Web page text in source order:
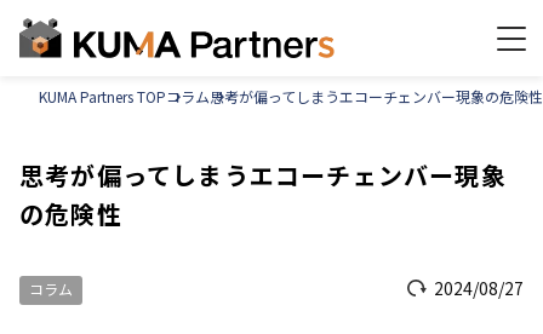
KUMA Partners TOPコラム思考が偏ってしまうエコーチェンバー現象の危険性
思考が偏ってしまうエコーチェンバー現象
の危険性
コラム 2024/08/27